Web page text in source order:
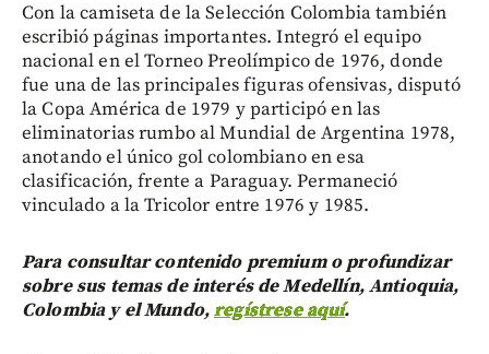
Con la camiseta de la Selección Colombia también
escribió páginas importantes. Integró el equipo
nacional en el Torneo Preolímpico de 1976, donde
fue una de las principales figuras ofensivas, disputó
la Copa América de 1979 y participó en las
eliminatorias rumbo al Mundial de Argentina 1978,
anotando el único gol colombiano en esa
clasificación, frente a Paraguay. Permaneció
vinculado a la Tricolor entre 1976 y 1985.
Para consultar contenido premium o profundizar
sobre sus temas de interés de Medellín, Antioquia,
Colombia y el Mundo,regístrese aquí.